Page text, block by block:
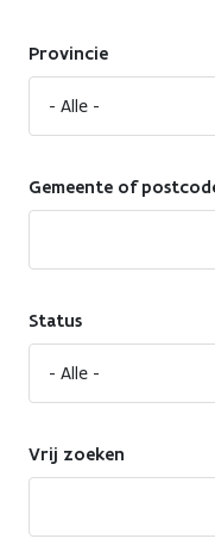
Provincie
Gemeente of
Status
Vrij zoeken